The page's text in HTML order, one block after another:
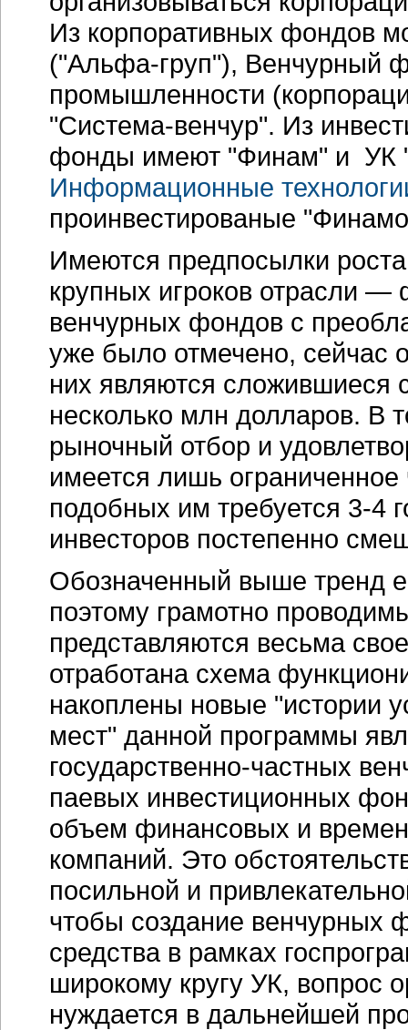
Из корпоративных фондов
("Альфа-груп"), Венчурный
промышленности
"Система-венчур". Из
фонды имеют "Финам" и УК
Информационные
проинвестированые
Имеются предпосылки
крупных игроков отрасли
венчурных фондов с
уже было отмечено, сейчас
них являются сложившиеся
несколько млн долларов. В
рыночный отбор и
имеется лишь
подобных им требуется 3-4
инвесторов постепенно
Обозначенный выше тренд
поэтому грамотно
представляются весьма
отработана схема
накоплены новые "истории
мест" данной программы
государственно-частных
паевых инвестиционных
объем финансовых и
компаний. Это
посильной и
чтобы создание венчурных
средства в рамках
широкому кругу УК, вопрос
нуждается в дальнейшей